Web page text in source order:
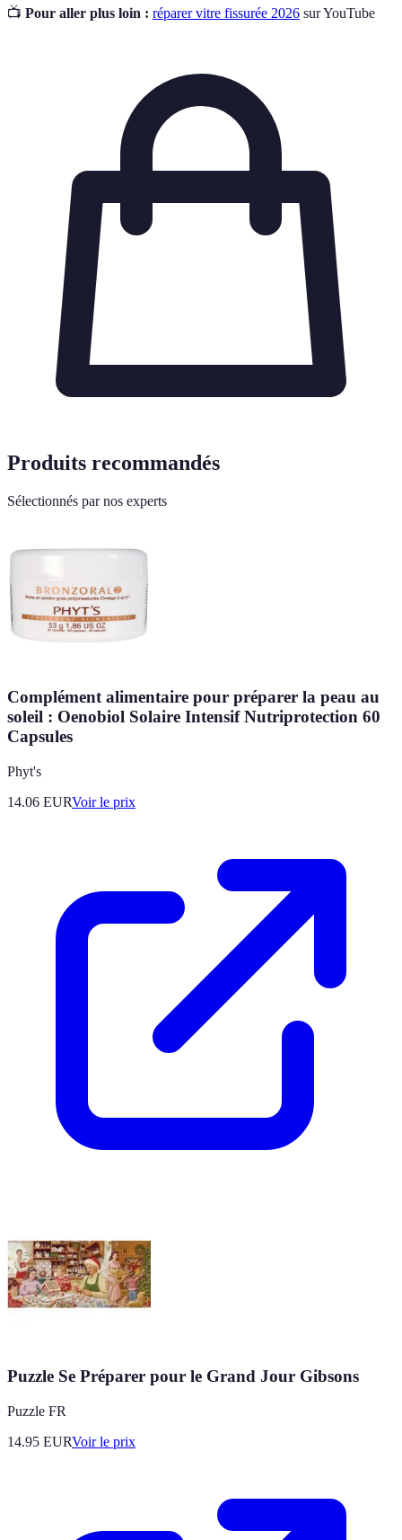
📺 Pour aller plus loin : réparer vitre fissurée 2026 sur YouTube
Produits recommandés
Sélectionnés par nos experts
Complément alimentaire pour préparer la peau au
soleil : Oenobiol Solaire Intensif Nutriprotection 60
Capsules
Phyt's
14.06 EURVoir le prix
Puzzle Se Préparer pour le Grand Jour Gibsons
Puzzle FR
14.95 EURVoir le prix